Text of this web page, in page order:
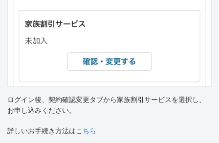
ログイン後、契約確認変更タブから家族割引サービスを選択し、
お申し込みください。
詳しいお手続き方法はこちら